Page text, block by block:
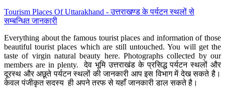
Tourism Places Of Uttarakhand - उत्तराखण्ड के पर्यटन स्थलों से
सम्बन्धित जानकारी
Everything about the famous tourist places and information of those
beautiful tourist places which are still untouched. You will get the
taste of virgin natural beauty here. Photographs collected by our
members are in plenty. देव भूमि उत्तराखंड के प्रसिद्ध पर्यटन स्थलों और
दूरस्थ और अछूते पर्यटन स्थलों की जानकारी आप इस विभाग में देख सकते है।
केवल पंजीकृत सदस्य ही अपने तरफ से यहाँ जानकारी डाल सकते है।